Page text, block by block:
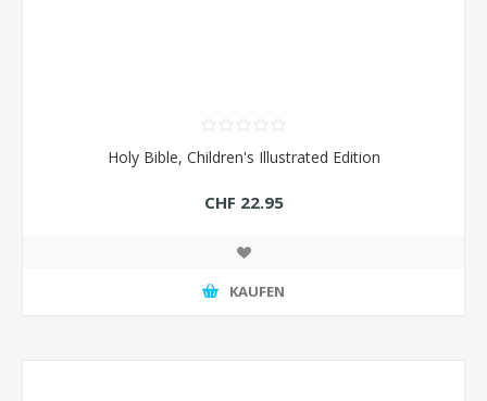
Holy Bible, Children's Illustrated Edition
CHF 22.95
KAUFEN